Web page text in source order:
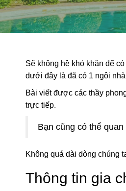
Sẽ không hề khó khăn để
dưới đây là đã có 1 ngôi
Bài viết được các thầy
trực tiếp.
Bạn cũng có thể quan
Không quá dài dòng chúng
Thông tin gia